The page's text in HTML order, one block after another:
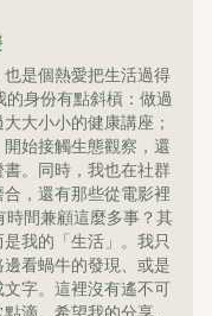
是個熱愛把生活過得
身份有點斜槓：做過
大小小的健康講座；
始接觸生態觀察，還
。同時，我也在社群
，還有那些從電影裡
間兼顧這麼多事？其
我的「生活」。我只
看蝸牛的發現、或是
字。這裡沒有遙不可